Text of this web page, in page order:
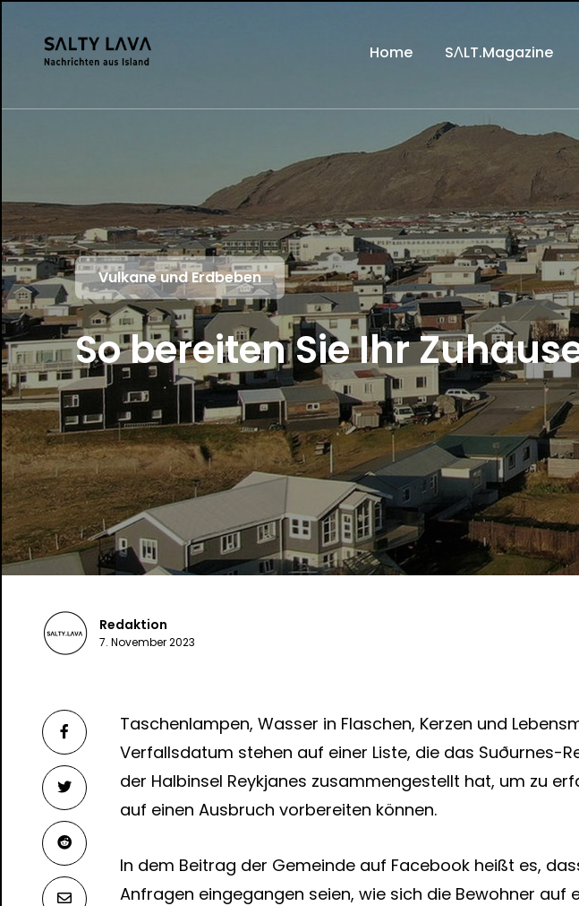
Home SΛLT.Magazine
Vulkane und Erdbeben
So bereiten Sie Ihr
Redaktion
7. November 2023
Taschenlampen, Wasser in Flaschen, Kerzen und
Verfallsdatum stehen auf einer Liste, die das Suðurnes-
der Halbinsel Reykjanes zusammengestellt hat, um zu
auf einen Ausbruch vorbereiten können.
In dem Beitrag der Gemeinde auf Facebook heißt es,
Anfragen eingegangen seien, wie sich die Bewohner auf